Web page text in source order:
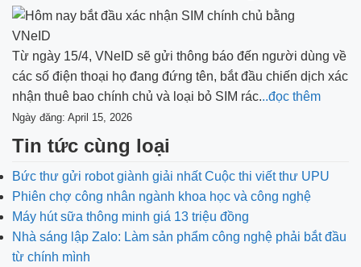
Từ ngày 15/4, VNeID sẽ gửi thông báo đến người dùng về
các số điện thoại họ đang đứng tên, bắt đầu chiến dịch xác
nhận thuê bao chính chủ và loại bỏ SIM rác...đọc thêm
Ngày đăng: April 15, 2026
Tin tức cùng loại
Bức thư gửi robot giành giải nhất Cuộc thi viết thư UPU
Phiên chợ công nhân ngành khoa học và công nghệ
Máy hút sữa thông minh giá 13 triệu đồng
Nhà sáng lập Zalo: Làm sản phẩm công nghệ phải bắt đầu
từ chính mình